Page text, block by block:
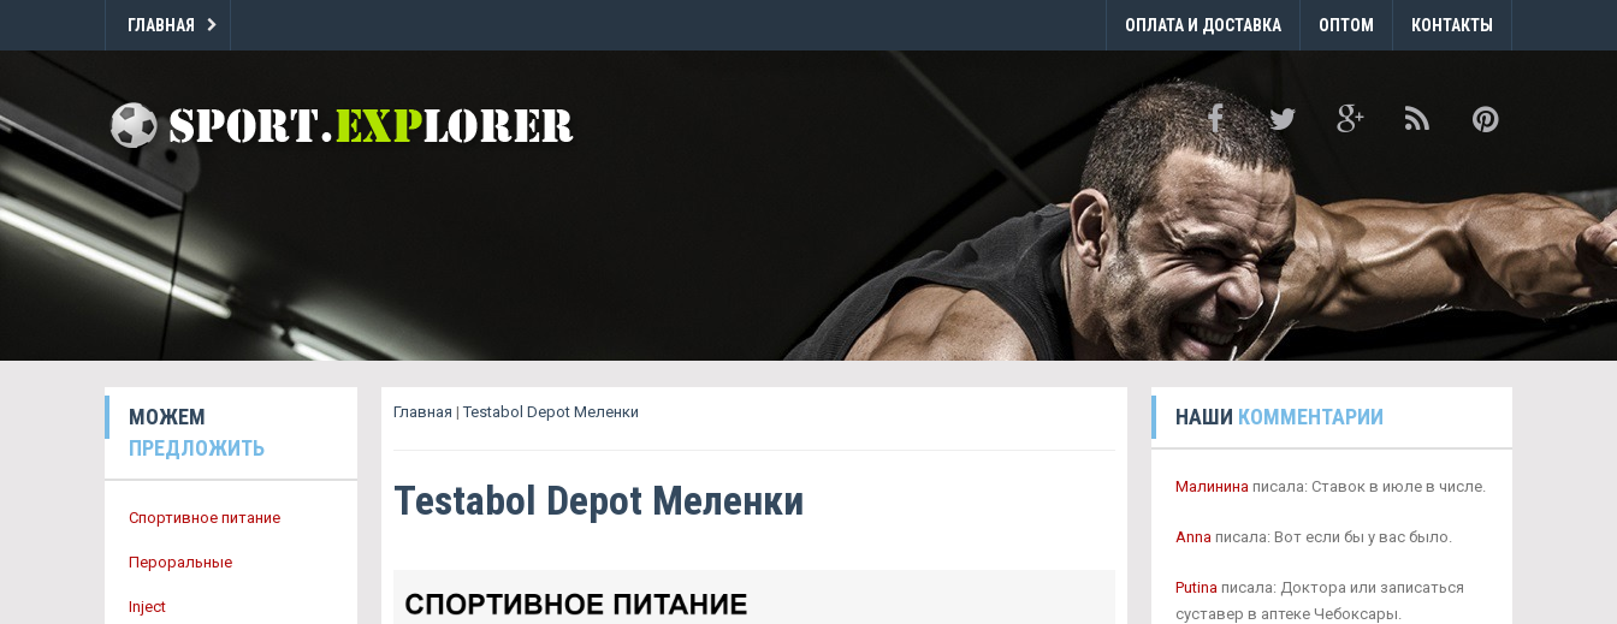
ГЛАВНАЯ ОПЛАТА И ДОСТАВКА ОПТОМ КОНТАКТЫ
МОЖЕМ
ПРЕДЛОЖИТЬ
Спортивное питание
Пероральные
Inject
Главная |Testabol Depot Меленки
Testabol Depot Меленки
НАШИ КОММЕНТАРИИ
Малининаписала: Ставок в июле в числе.
Annaписала: Вот если бы у вас было.
Putinaписала: Доктора или записаться
суставер в аптеке Чебоксары.